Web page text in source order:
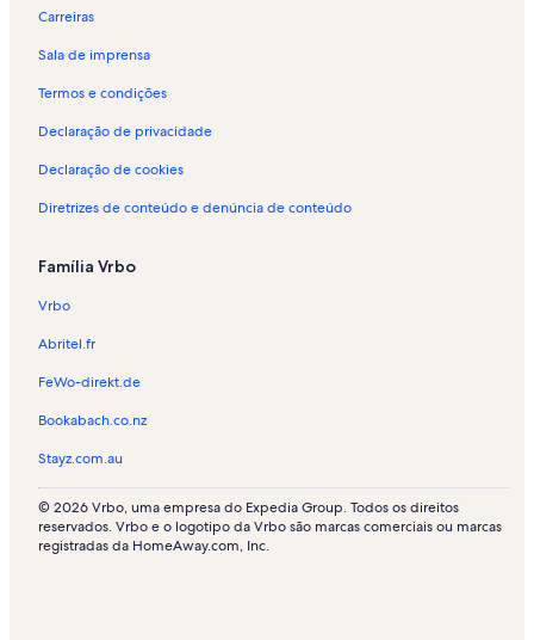
Carreiras
Sala de imprensa
Termos e condições
Declaração de privacidade
Declaração de cookies
Diretrizes de conteúdo e denúncia de conteúdo
Família Vrbo
Vrbo
Abritel.fr
FeWo-direkt.de
Bookabach.co.nz
Stayz.com.au
© 2026 Vrbo, uma empresa do Expedia Group. Todos os direitos
reservados. Vrbo e o logotipo da Vrbo são marcas comerciais ou marcas
registradas da HomeAway.com, Inc.